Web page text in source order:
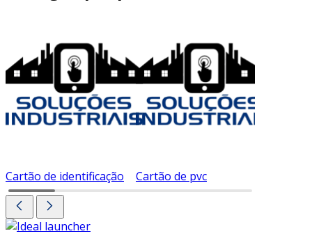
Cartão de identificação Cartão de pvc